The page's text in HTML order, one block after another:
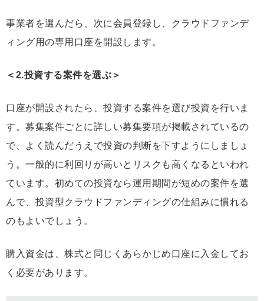
事業者を選んだら、次に会員登録し、クラウドファンデ
ィング用の専用口座を開設します。
＜2.投資する案件を選ぶ＞
口座が開設されたら、投資する案件を選び投資を行いま
す。募集案件ごとに詳しい募集要項が掲載されているの
で、よく読んだうえで投資の判断を下すようにしましょ
う。一般的に利回りが高いとリスクも高くなるといわれ
ています。初めての投資なら運用期間が短めの案件を選
んで、投資型クラウドファンディングの仕組みに慣れる
のもよいでしょう。
購入資金は、株式と同じくあらかじめ口座に入金してお
く必要があります。